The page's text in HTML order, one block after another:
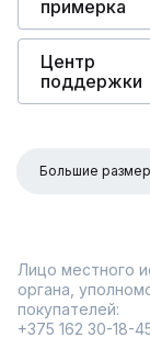
примерка
Центр
поддержки
Большие
Лицо местного
органа,
покупателей:
+375 162 30-18-